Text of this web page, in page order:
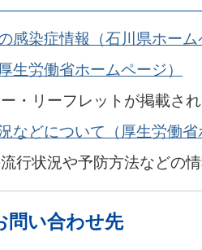
感染症情報（石川県ホーム
生労働省ホームページ）
リーフレットが掲載され
などについて（厚生労働
状況や予防方法などの情
問い合わせ先